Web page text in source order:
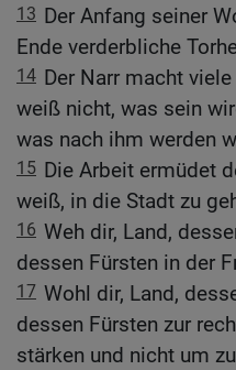
13 Der Anfang seiner
Ende verderbliche
14 Der Narr macht
weiß nicht, was sein
was nach ihm werden
15 Die Arbeit ermüdet
weiß, in die Stadt zu
16 Weh dir, Land,
dessen Fürsten in der
17 Wohl dir, Land,
dessen Fürsten zur
stärken und nicht um